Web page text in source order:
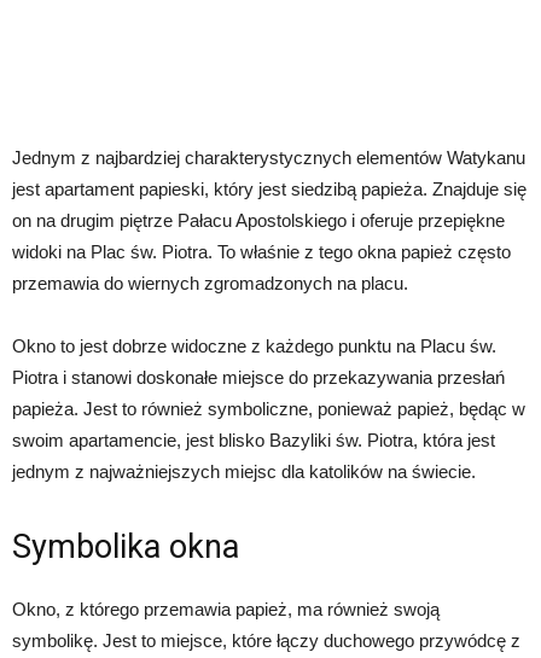
Jednym z najbardziej charakterystycznych elementów Watykanu
jest apartament papieski, który jest siedzibą papieża. Znajduje się
on na drugim piętrze Pałacu Apostolskiego i oferuje przepiękne
widoki na Plac św. Piotra. To właśnie z tego okna papież często
przemawia do wiernych zgromadzonych na placu.
Okno to jest dobrze widoczne z każdego punktu na Placu św.
Piotra i stanowi doskonałe miejsce do przekazywania przesłań
papieża. Jest to również symboliczne, ponieważ papież, będąc w
swoim apartamencie, jest blisko Bazyliki św. Piotra, która jest
jednym z najważniejszych miejsc dla katolików na świecie.
Symbolika okna
Okno, z którego przemawia papież, ma również swoją
symbolikę. Jest to miejsce, które łączy duchowego przywódcę z